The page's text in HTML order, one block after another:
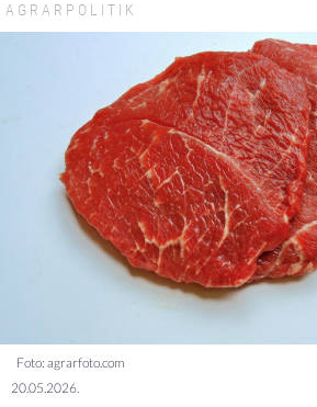
AGRARPOLITIK
Foto: agrarfoto.com
20.05.2026.